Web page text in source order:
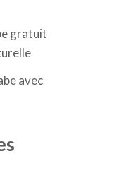
gratuit
avec